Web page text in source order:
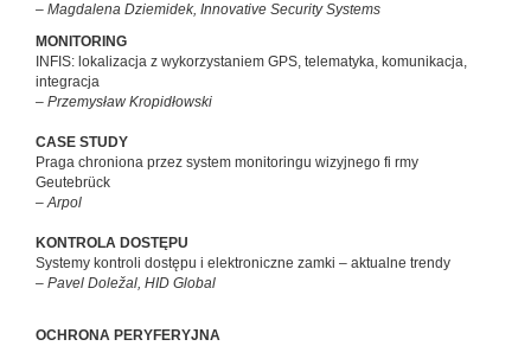
– Magdalena Dziemidek, Innovative Security Systems
MONITORING
INFIS: lokalizacja z wykorzystaniem GPS, telematyka, komunikacja,
integracja
– Przemysław Kropidłowski
CASE STUDY
Praga chroniona przez system monitoringu wizyjnego fi rmy
Geutebrück
– Arpol
KONTROLA DOSTĘPU
Systemy kontroli dostępu i elektroniczne zamki – aktualne trendy
– Pavel Doležal, HID Global
OCHRONA PERYFERYJNA